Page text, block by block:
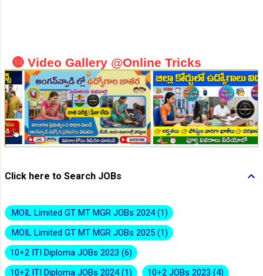
👆Online Applications Ends on 10-August-2026
🔴 Video Gallery @Online Tricks
Click here to Search JOBs
.MOIL Limited GT MT MGR JOBs 2024 1
.MOIL Limited GT MT MGR JOBs 2025 1
10+2 ITI Diploma JOBs 2023 6
10+2 ITI Diploma JOBs 2024 1 10+2 JOBs 2023 4